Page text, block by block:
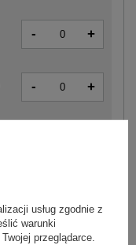
- +
- +
- +
usług zgodnie z
warunki
przeglądarce.